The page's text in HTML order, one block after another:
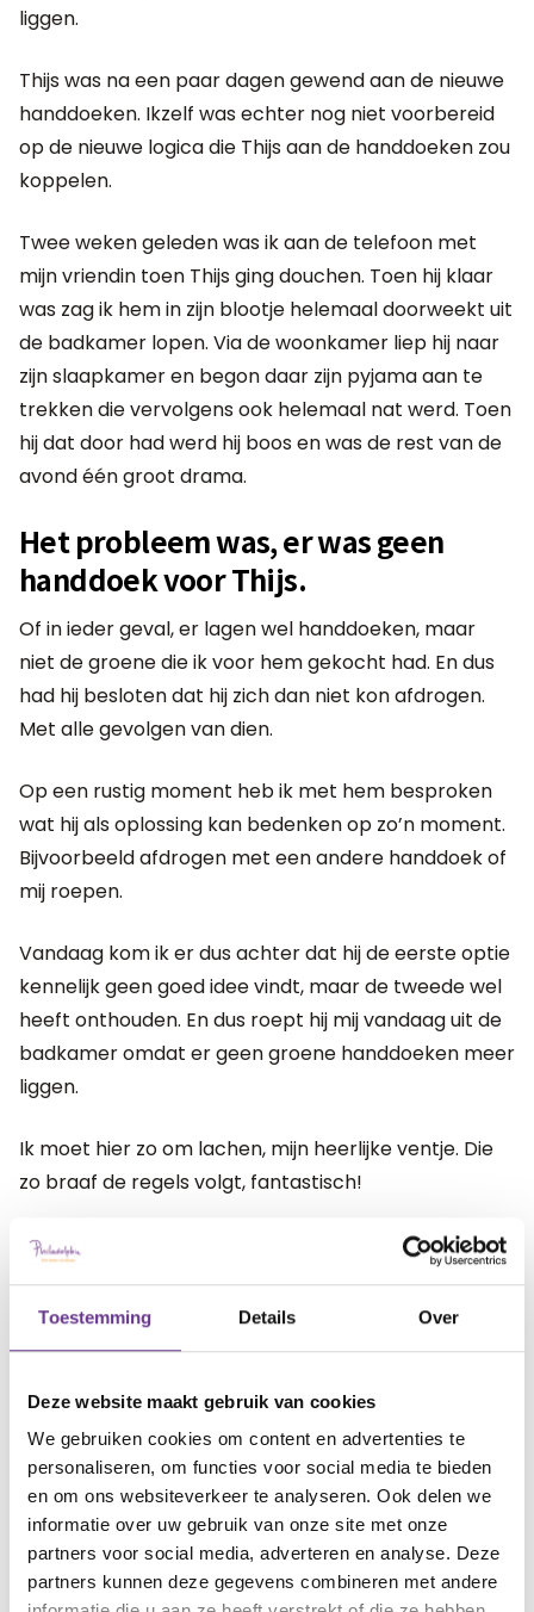
Toestemming Details Over
Deze website maakt gebruik van cookies
We gebruiken cookies om content en advertenties te
personaliseren, om functies voor social media te bieden
en om ons websiteverkeer te analyseren. Ook delen we
informatie over uw gebruik van onze site met onze
partners voor social media, adverteren en analyse. Deze
partners kunnen deze gegevens combineren met andere
liggen.
Thijs was na een paar dagen gewend aan de nieuwe
handdoeken. Ikzelf was echter nog niet voorbereid
op de nieuwe logica die Thijs aan de handdoeken zou
koppelen.
Twee weken geleden was ik aan de telefoon met
mijn vriendin toen Thijs ging douchen. Toen hij klaar
was zag ik hem in zijn blootje helemaal doorweekt uit
de badkamer lopen. Via de woonkamer liep hij naar
zijn slaapkamer en begon daar zijn pyjama aan te
trekken die vervolgens ook helemaal nat werd. Toen
hij dat door had werd hij boos en was de rest van de
avond één groot drama.
Het probleem was, er was geen
handdoek voor Thijs.
Of in ieder geval, er lagen wel handdoeken, maar
niet de groene die ik voor hem gekocht had. En dus
had hij besloten dat hij zich dan niet kon afdrogen.
Met alle gevolgen van dien.
Op een rustig moment heb ik met hem besproken
wat hij als oplossing kan bedenken op zo’n moment.
Bijvoorbeeld afdrogen met een andere handdoek of
mij roepen.
Vandaag kom ik er dus achter dat hij de eerste optie
kennelijk geen goed idee vindt, maar de tweede wel
heeft onthouden. En dus roept hij mij vandaag uit de
badkamer omdat er geen groene handdoeken meer
liggen.
Ik moet hier zo om lachen, mijn heerlijke ventje. Die
zo braaf de regels volgt, fantastisch!
Wat vind je van dit artikel?
1 3
Reacties
Pe Kok
Heel herkenbaar Gerda, mijn zoon Jim heeft het
fragiele X syndroom met als belangrijke component
autisme. Daardoor ook dat ‘niks-mag-veranderd’ -